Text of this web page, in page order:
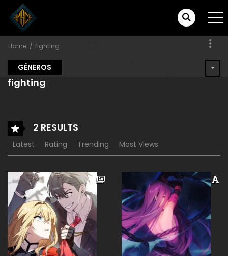
Home fighting
GÉNEROS
fighting
2 RESULTS
Latest Rating Trending Most Views